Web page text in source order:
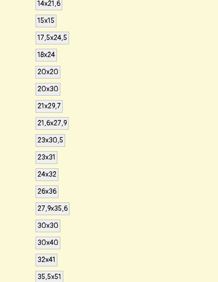
14x21,6
15x15
17,5x24,5
18x24
20x20
20x30
21x29,7
21,6x27,9
23x30,5
23x31
24x32
26x36
27,9x35,6
30x30
30x40
32x41
35,5x51